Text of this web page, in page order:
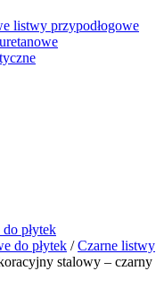
listwy przypodłogowe
płytek
do płytek /Czarne listwy
stalowy – czarny